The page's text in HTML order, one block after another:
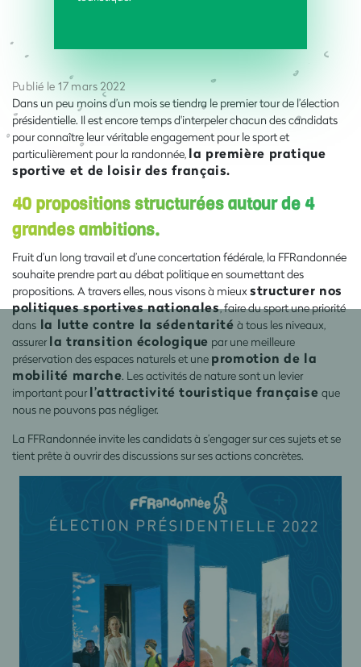
Publié le 17 mars 2022
Dans un peu moins d’un mois se tiendra le premier tour de l’élection
présidentielle. Il est encore temps d'interpeler chacun des candidats
pour connaître leur véritable engagement pour le sport et
particulièrement pour la randonnée, la première pratique
sportive et de loisir des français.
40 propositions structurées autour de 4
grandes ambitions.
Fruit d’un long travail et d’une concertation fédérale, la FFRandonnée
souhaite prendre part au débat politique en soumettant des
propositions. A travers elles, nous visons à mieuxstructurer nos
politiques sportives nationales, faire du sport une priorité
dans la lutte contre la sédentarité à tous les niveaux,
assurer la transition écologique par une meilleure
préservation des espaces naturels et une promotion de la
mobilité marche. Les activités de nature sont un levier
important pour l’attractivité touristique française que
nous ne pouvons pas négliger.
La FFRandonnée invite les candidats à s’engager sur ces sujets et se
tient prête à ouvrir des discussions sur ses actions concrètes.